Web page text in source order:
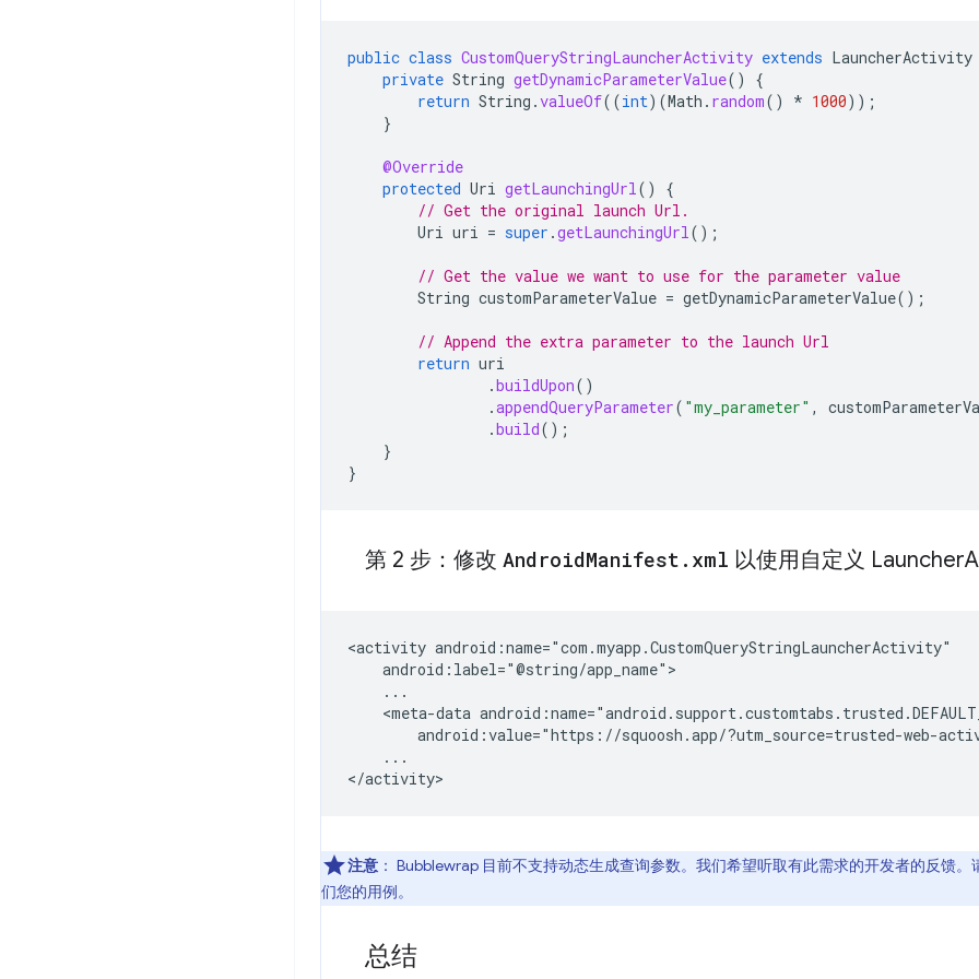
public class CustomQueryStringLauncherActivity extends LauncherActivity
private String getDynamicParameterValue()
{
return String .valueOf((int)(Math . random() * 1000));
}
@Override
protected Uri getLaunchingUrl()
{
// Get the original launch Url.
Uri uri = super .getLaunchingUrl();
// Get the value we want to use for the parameter value
String customParameterValue = getDynamicParameterValue();
// Append the extra parameter to the launch Url
return uri
.buildUpon()
.appendQueryParameter( "my_parameter" ,
.build();
}
}
第 2 步：修改 AndroidManifest . xml 以使用自定义 Launcher
<activity
<meta-data
android:value="https://squoosh.app/?utm_source=trusted-web-
...
注意 ： Bubblewrap 目前不支持动态生成查询参数。我们希望听取有此需求的开发者的反馈。
们您的用例。
总结